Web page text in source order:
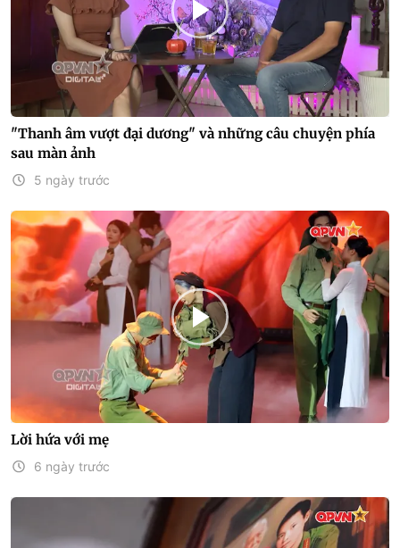
"Thanh âm vượt đại dương" và những câu chuyện phía
sau màn ảnh
5 ngày trước
Lời hứa với mẹ
6 ngày trước